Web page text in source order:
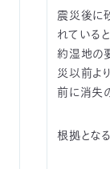
震災後に
れている
約湿地の
災以前よ
前に消失
根拠とな